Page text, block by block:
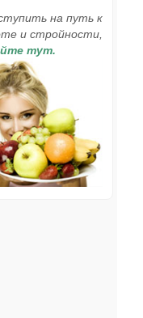
на путь к
и стройности,
тут.